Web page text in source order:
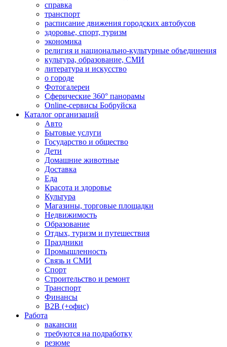
справка
транспорт
расписание движения городских автобусов
здоровье, спорт, туризм
экономика
религия и национально-культурные объединения
культура, образование, СМИ
литература и искусство
о городе
Фотогалереи
Сферические 360° панорамы
Online-сервисы Бобруйска
Каталог организаций
Авто
Бытовые услуги
Государство и общество
Дети
Домашние животные
Доставка
Еда
Красота и здоровье
Культура
Магазины, торговые площадки
Недвижимость
Образование
Отдых, туризм и путешествия
Праздники
Промышленность
Связь и СМИ
Спорт
Строительство и ремонт
Транспорт
Финансы
B2B (+офис)
Работа
вакансии
требуются на подработку
резюме